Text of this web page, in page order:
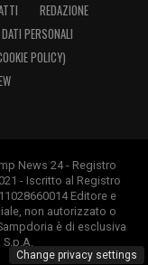
per
aperto
è ancora
potrebbe
e sa
REDAZIONE
PERSONALI
POLICY)
News 24 - Registro
- Iscritto al Registro
Editore e
non autorizzato o
è di esclusiva
Change privacy settings